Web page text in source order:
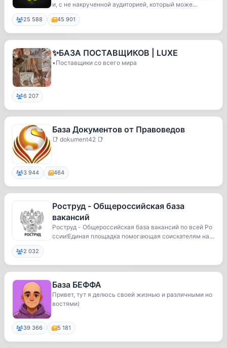
и, с не накрученной аудиторией, который може...
25 588 45 901
✨БАЗА ПОСТАВЩИКОВ | LUXE
▪️Поставщики со всего мира
6 207
База Документов от Правоведов
📑 dokument42 📑
3 944 464
Роструд - Общероссийская база
вакансий
Роструд - Общероссийская база вакансий по всей Ро
ссии!Единая площадка помогающая соискателям нах
2 032
База БЕФФА
Привет, тут я делюсь своей жизнью и различными но
востями)
39 366 5 181